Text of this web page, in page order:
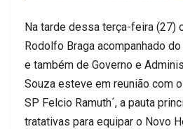
Na tarde dessa terça-feira (27)
Rodolfo Braga acompanhado
e também de Governo e
Souza esteve em reunião com
SP Felcio Ramuth´, a pauta
tratativas para equipar o Novo